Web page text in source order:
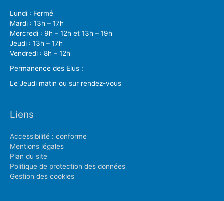
Lundi : Fermé
Mardi : 13h – 17h
Mercredi : 9h – 12h et 13h – 19h
Jeudi : 13h – 17h
Vendredi : 8h – 12h
Permanence des Elus :
Le Jeudi matin ou sur rendez-vous
Liens
Accessibilité : conforme
Mentions légales
Plan du site
Politique de protection des données
Gestion des cookies